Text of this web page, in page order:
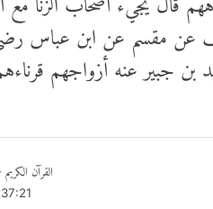
مقسم عن ابن عباس رضي
بن جبير عنه أزواجهم
القرآن الكريم
37:21